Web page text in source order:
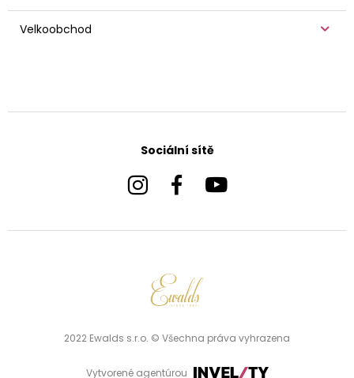
Velkoobchod
Sociální sítě
2022 Ewalds s.r.o. © Všechna práva vyhrazena
Vytvorené agentúrou